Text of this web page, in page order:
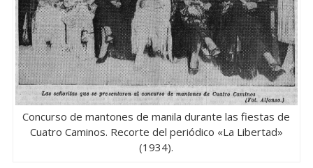
Concurso de mantones de manila durante las fiestas de
Cuatro Caminos. Recorte del periódico «La Libertad»
(1934).